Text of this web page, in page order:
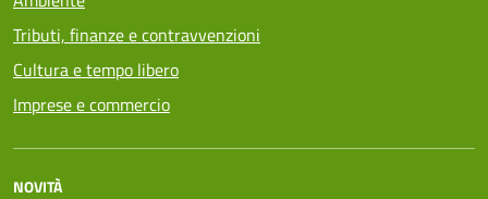
Tributi, finanze e contravvenzioni
Cultura e tempo libero
Imprese e commercio
NOVITÀ